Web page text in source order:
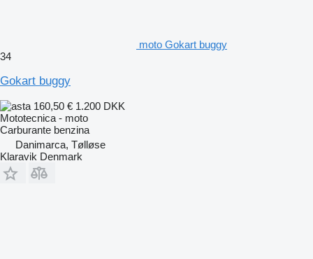
moto Gokart buggy
34
Gokart buggy
160,50 € 1.200 DKK
Mototecnica - moto
Carburante benzina
Danimarca, Tølløse
Klaravik Denmark